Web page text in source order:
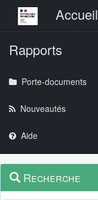
Menu principalAccueil
Rapports
Porte-documents
Nouveautés
Aide
Navigation
outils
Menu
contextuel
Recherche